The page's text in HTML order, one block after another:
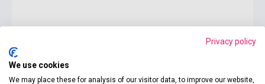
Privacy policy
We use cookies
We may place these for analysis of our visitor data, to improve our website,